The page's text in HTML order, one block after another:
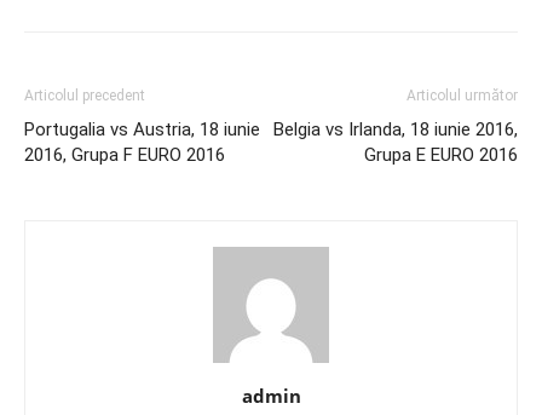
Articolul precedent
Portugalia vs Austria, 18 iunie
2016, Grupa F EURO 2016
Articolul următor
Belgia vs Irlanda, 18 iunie 2016,
Grupa E EURO 2016
admin